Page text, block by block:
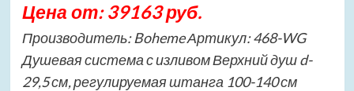
Цена от: 39163 руб.
Производитель: Boheme Артикул: 468-WG
Душевая система с изливом Верхний душ d-
29,5 см, регулируемая штанга 100-140 см